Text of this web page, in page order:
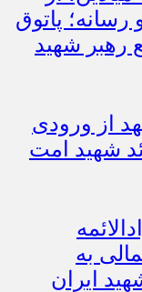
پاتوق
رهبر شهید
از ورودی
شهید امت
به
ایران